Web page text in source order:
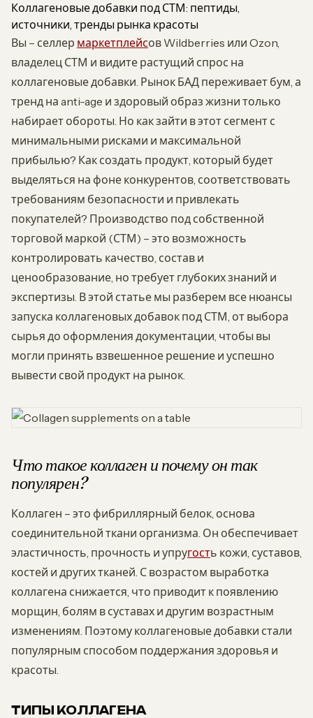
Коллагеновые добавки под СТМ: пептиды,
источники, тренды рынка красоты
Вы – селлер маркетплейсов Wildberries или Ozon,
владелец СТМ и видите растущий спрос на
коллагеновые добавки. Рынок БАД переживает бум, а
тренд на anti-age и здоровый образ жизни только
набирает обороты. Но как зайти в этот сегмент с
минимальными рисками и максимальной
прибылью? Как создать продукт, который будет
выделяться на фоне конкурентов, соответствовать
требованиям безопасности и привлекать
покупателей? Производство под собственной
торговой маркой (СТМ) – это возможность
контролировать качество, состав и
ценообразование, но требует глубоких знаний и
экспертизы. В этой статье мы разберем все нюансы
запуска коллагеновых добавок под СТМ, от выбора
сырья до оформления документации, чтобы вы
могли принять взвешенное решение и успешно
вывести свой продукт на рынок.
Что такое коллаген и почему он так
популярен?
Коллаген – это фибриллярный белок, основа
соединительной ткани организма. Он обеспечивает
эластичность, прочность и упругость кожи, суставов,
костей и других тканей. С возрастом выработка
коллагена снижается, что приводит к появлению
морщин, болям в суставах и другим возрастным
изменениям. Поэтому коллагеновые добавки стали
популярным способом поддержания здоровья и
красоты.
ТИПЫ КОЛЛАГЕНА